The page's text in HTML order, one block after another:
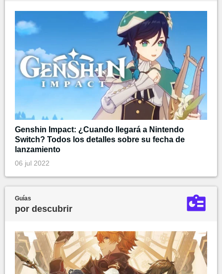
Genshin Impact: ¿Cuando llegará a Nintendo
Switch? Todos los detalles sobre su fecha de
lanzamiento
06 jul 2022
Guías
por descubrir